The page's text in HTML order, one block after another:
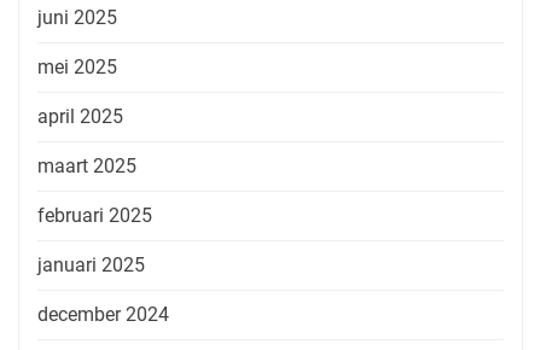
juni 2025
mei 2025
april 2025
maart 2025
februari 2025
januari 2025
december 2024